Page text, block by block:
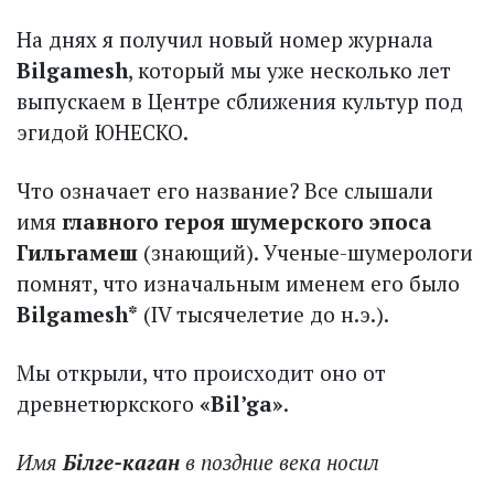
На днях я получил новый номер журнала
Bilgamesh, который мы уже несколько лет
выпускаем в Центре сближения культур под
эгидой ЮНЕСКО.
Что означает его название? Все слышали
имя главного героя шумерского эпоса
Гильгамеш (знающий). Ученые-шумерологи
помнят, что изначальным именем его было
Bilgamesh* (IV тысячелетие до н.э.).
Мы открыли, что происходит оно от
древнетюркского «Bil’ga».
ИмяБiлге-каган в поздние века носил